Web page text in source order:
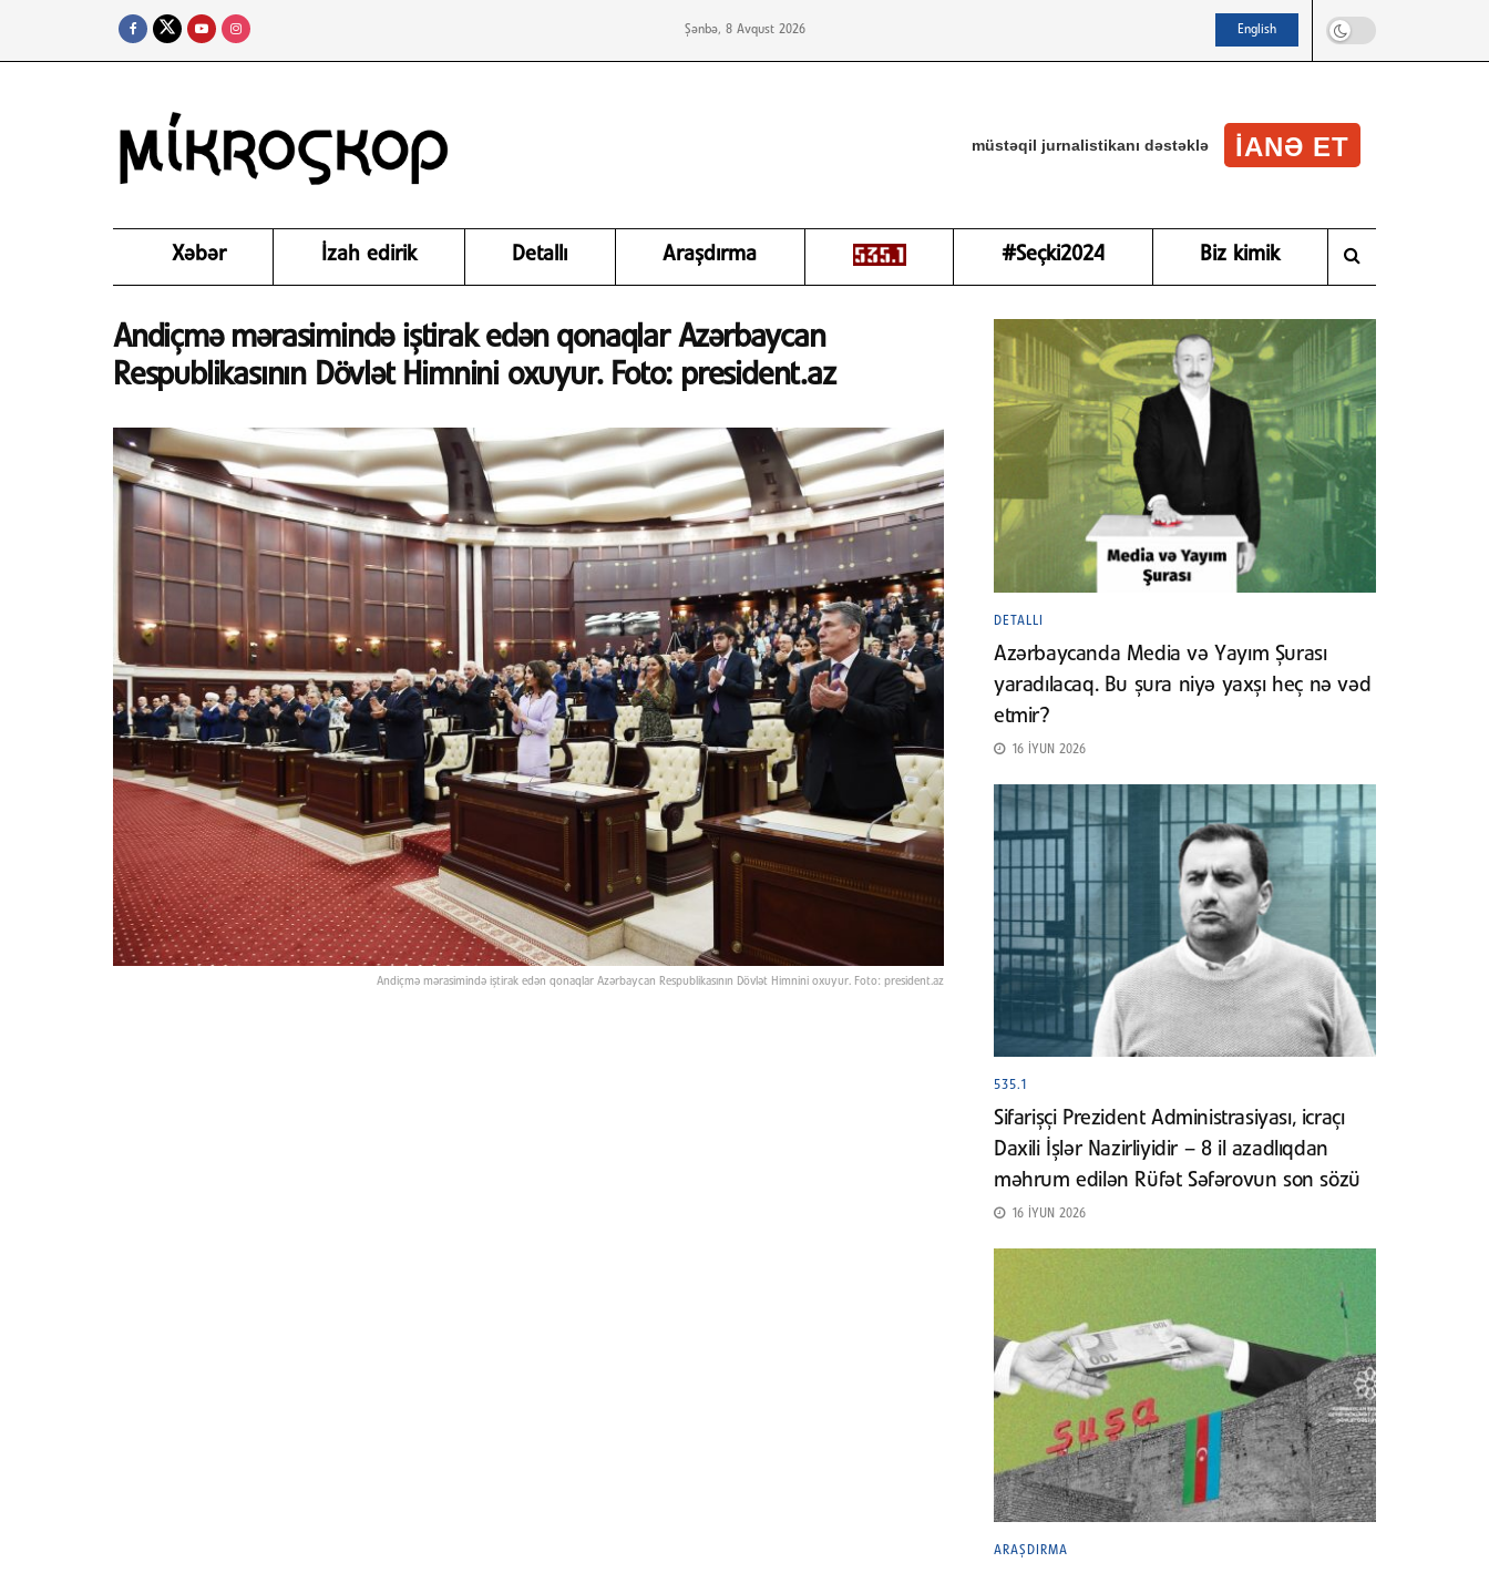
Şənbə, 8 Avqust 2026 English
müstəqil jurnalistikanı dəstəklə IANƏ ET
Xəbər İzah edirik Detallı Araşdırma #Seçki2024 Biz kimik
Andiçmə mərasimində iştirak edən qonaqlar Azərbaycan
Respublikasının Dövlət Himnini oxuyur. Foto: president.az
Andiçmə mərasimində iştirak edən qonaqlar Azərbaycan Respublikasının Dövlət Himnini oxuyur. Foto: president.az
DETALLI
Azərbaycanda Media və Yayım Şurası
yaradılacaq. Bu şura niyə yaxşı heç nə vəd
etmir?
16 İYUN 2026
535.1
Sifarişçi Prezident Administrasiyası, icraçı
Daxili İşlər Nazirliyidir – 8 il azadlıqdan
məhrum edilən Rüfət Səfərovun son sözü
16 İYUN 2026
ARAŞDIRMA